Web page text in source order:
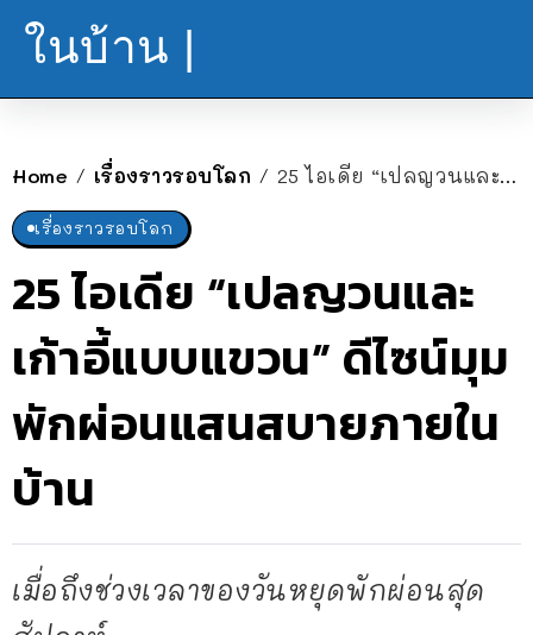
ในบ้าน |
Home / เรื่องราวรอบโลก / 25 ไอเดีย “เปลญวนและเก้าอี้แบบแขวน” ดีไซน์มุมพักผ่อนแสนสบายภายในบ้าน
เรื่องราวรอบโลก
25 ไอเดีย “เปลญวนและ
เก้าอี้แบบแขวน” ดีไซน์มุม
พักผ่อนแสนสบายภายใน
บ้าน
เมื่อถึงช่วงเวลาของวันหยุดพักผ่อนสุด